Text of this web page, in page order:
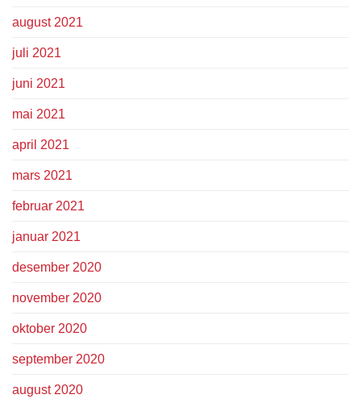
august 2021
juli 2021
juni 2021
mai 2021
april 2021
mars 2021
februar 2021
januar 2021
desember 2020
november 2020
oktober 2020
september 2020
august 2020